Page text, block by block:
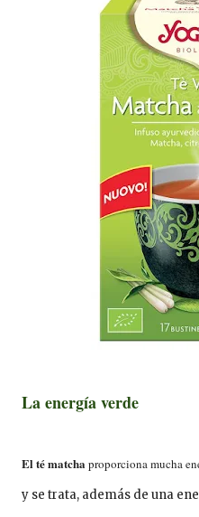
La energía verde
El té matcha proporciona mucha
y se trata, además de una